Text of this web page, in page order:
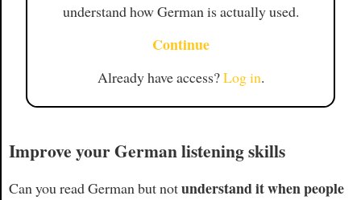
understand how German is actually used.
Continue
Already have access?Log in.
Improve your German listening skills
Can you read German but notunderstand it when people